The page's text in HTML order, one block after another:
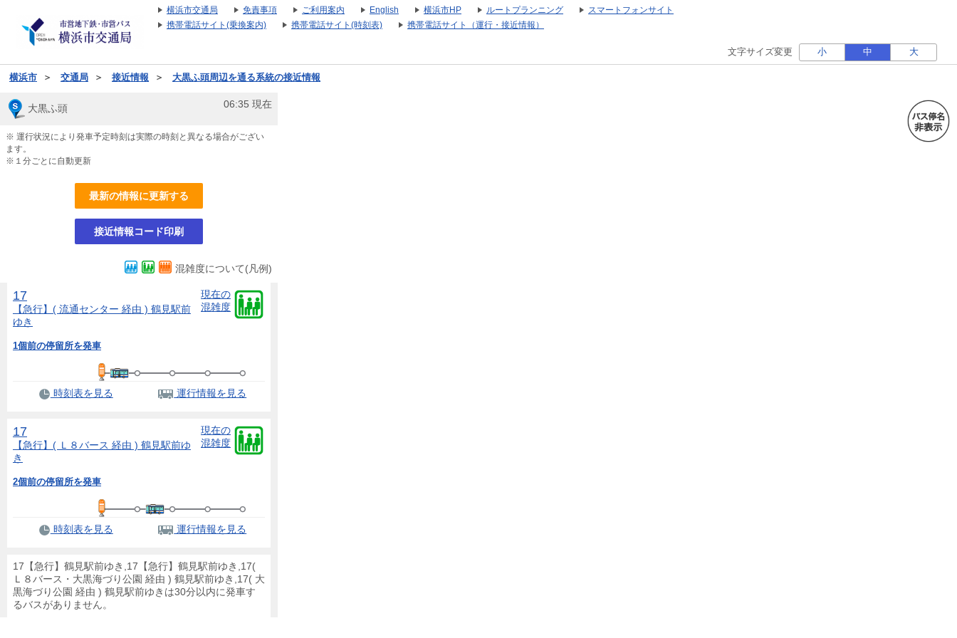
横浜市交通局 免責事項 ご利用案内 English 横浜市HP ルートプランニング
スマートフォンサイト
携帯電話サイト(乗換案内)
携帯電話サイト(時刻表) 携帯電話サイト（運行・接近情報）
文字サイズ変更 小 中 大
横浜市 ＞ 交通局 ＞ 接近情報 ＞ 大黒ふ頭周辺を通る系統の接近情報
大黒ふ頭 06:35 現在
※ 運行状況により発車予定時刻は実際の時刻と異なる場合がござい
ます。
※１分ごとに自動更新
最新の情報に更新する
接近情報コード印刷
混雑度について(凡例)
17
【急行】( 流通センター 経由 ) 鶴見駅前
ゆき
現在の
混雑度
1個前の停留所を発車
時刻表を見る 運行情報を見る
17
【急行】( Ｌ８バース 経由 ) 鶴見駅前ゆ
き
現在の
混雑度
2個前の停留所を発車
時刻表を見る 運行情報を見る
17【急行】鶴見駅前ゆき,17【急行】鶴見駅前ゆき,17(
Ｌ８バース・大黒海づり公園 経由 ) 鶴見駅前ゆき,17( 大
黒海づり公園 経由 ) 鶴見駅前ゆきは30分以内に発車す
るバスがありません。